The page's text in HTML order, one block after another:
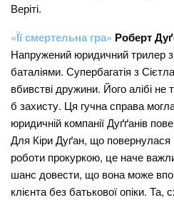
Веріті.
«Її смертельна гра» Роберт
Напружений юридичний трилер
баталіями. Супербагатія з
вбивстві дружини. Його алібі не
б захисту. Ця гучна справа
юридичній компанії Дуґґанів
Для Кіри Дуґан, що повернулася
роботи прокуркою, це наче
шанс довести, що вона може
клієнта без батькової опіки. Та,